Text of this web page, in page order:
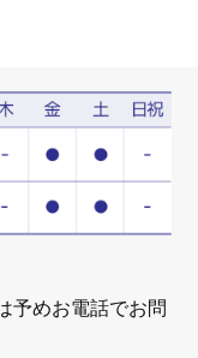
予めお電話でお問